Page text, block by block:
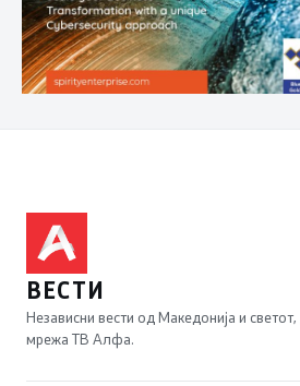
ВЕСТИ
Независни вести од Македонија и
мрежа ТВ Алфа.